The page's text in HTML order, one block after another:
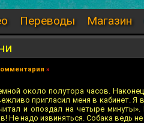
Переводы Магазин
»
около полутора часов.
пригласил меня в кабинет.
и опоздал на четыре
Не надо извиняться. Собака ведь